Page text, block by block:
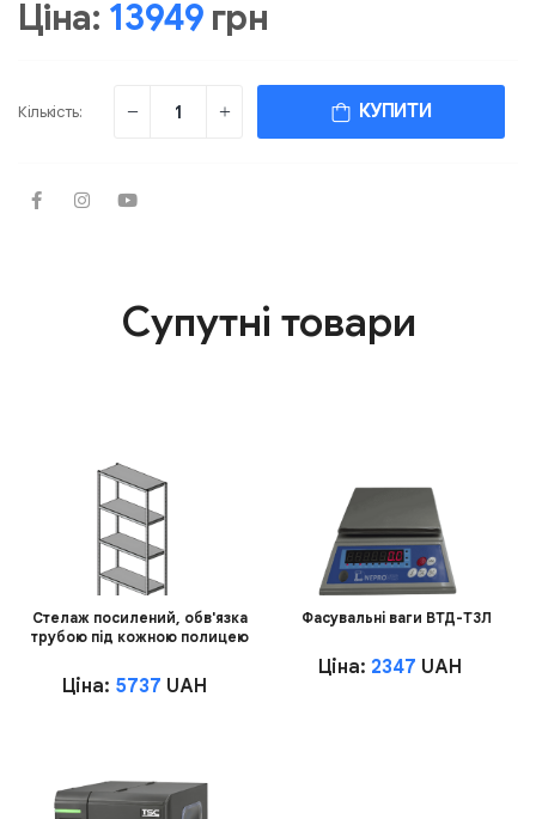
Ціна: 13949грн
Кількість: КУПИТИ
Супутні товари
Стелаж посилений, обв'язка
трубою під кожною полицею
Ціна: 5737 UAH
Фасувальні ваги ВТД-Т3Л
Ціна: 2347 UAH